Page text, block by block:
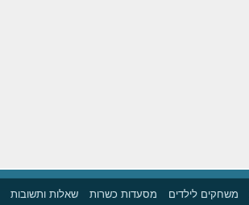
משחקים לילדים מסעדות כשרות שאלות ותשובות